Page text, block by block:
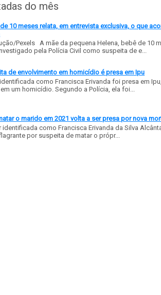
do mês
10 meses relata, em entrevista exclusiva, o que
Pexels A mãe da pequena Helena, bebê de 10
pela Polícia Civil como suspeita de e...
de envolvimento em homicídio é presa em Ipu
como Francisca Erivanda foi presa em
um homicídio. Segundo a Polícia, ela foi...
o marido em 2021 volta a ser presa por nova
como Francisca Erivanda da Silva
por suspeita de matar o própr...